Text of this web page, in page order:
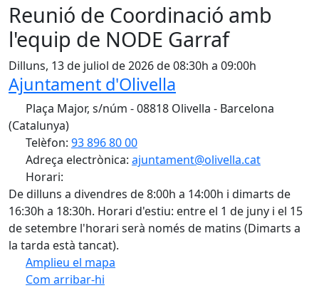
Reunió de Coordinació amb
l'equip de NODE Garraf
Dilluns, 13 de juliol de 2026 de 08:30h a 09:00h
Ajuntament d'Olivella
Plaça Major, s/núm - 08818 Olivella - Barcelona
(Catalunya)
Telèfon: 93 896 80 00
Adreça electrònica: ajuntament@olivella.cat
Horari:
De dilluns a divendres de 8:00h a 14:00h i dimarts de
16:30h a 18:30h. Horari d'estiu: entre el 1 de juny i el 15
de setembre l'horari serà només de matins (Dimarts a
la tarda està tancat).
Amplieu el mapa
Com arribar-hi